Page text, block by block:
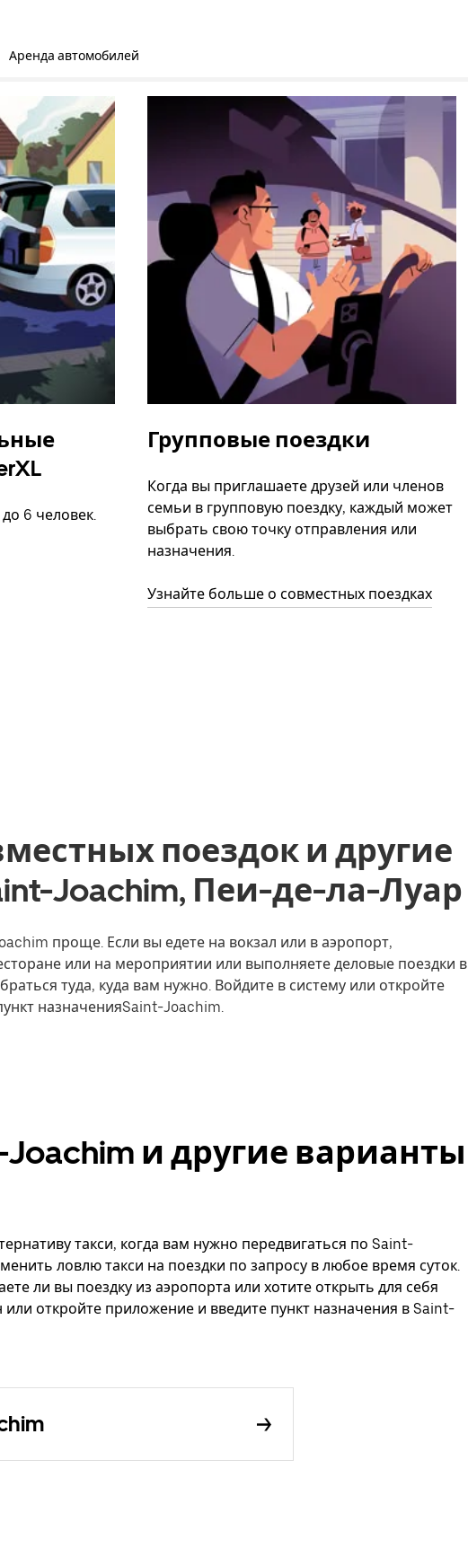
Аренда автомобилей
6 человек.
Групповые поездки
Когда вы приглашаете друзей или членов
семьи в групповую поездку, каждый может
выбрать свою точку отправления или
назначения.
Узнайте больше о совместных поездках
поездок и другие
Joachim, Пеи-де-ла-Луар
проще. Если вы едете на вокзал или в аэропорт,
или на мероприятии или выполняете деловые поездки в
туда, куда вам нужно. Войдите в систему или откройте
назначенияSaint-Joachim.
Joachim и другие варианты
такси, когда вам нужно передвигаться по Saint-
ловлю такси на поездки по запросу в любое время суток.
ли вы поездку из аэропорта или хотите открыть для себя
откройте приложение и введите пункт назначения в Saint-